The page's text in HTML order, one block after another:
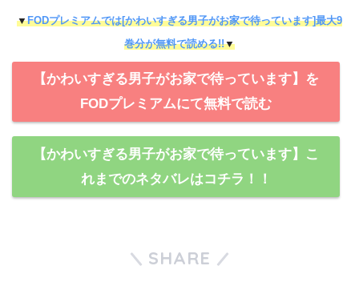
▼FODプレミアムでは[かわいすぎる男子がお家で待っています]最大9
巻分が無料で読める!!▼
【かわいすぎる男子がお家で待っています】を
FODプレミアムにて無料で読む
【かわいすぎる男子がお家で待っています】こ
れまでのネタバレはコチラ！！
SHARE